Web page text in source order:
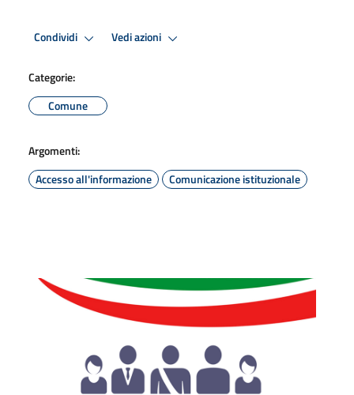
Condividi Vedi azioni
Categorie:
Comune
Argomenti:
Accesso all'informazione
Comunicazione istituzionale